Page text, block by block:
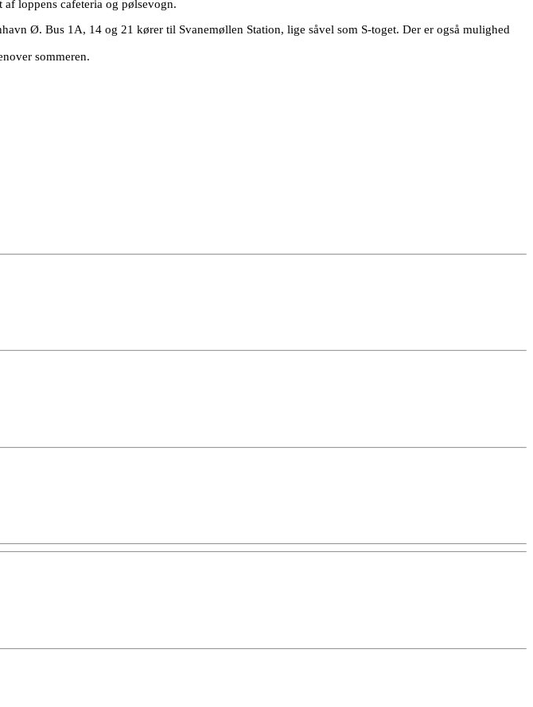
loppens cafeteria og pølsevogn.
Ø. Bus 1A, 14 og 21 kører til Svanemøllen Station, lige såvel som S-toget. Der er også mulighed
sommeren.